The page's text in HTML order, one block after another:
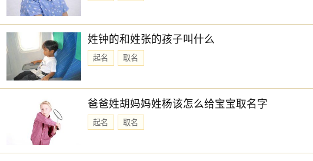
姓钟的和姓张的孩子叫什么
起名 取名
爸爸姓胡妈妈姓杨该怎么给宝宝取名字
起名 取名